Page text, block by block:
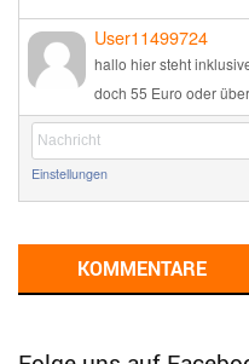
User11499724
hallo hier steht
doch 55 Euro oder
Günni
Günni
Einstellungen
KOMMENTARE